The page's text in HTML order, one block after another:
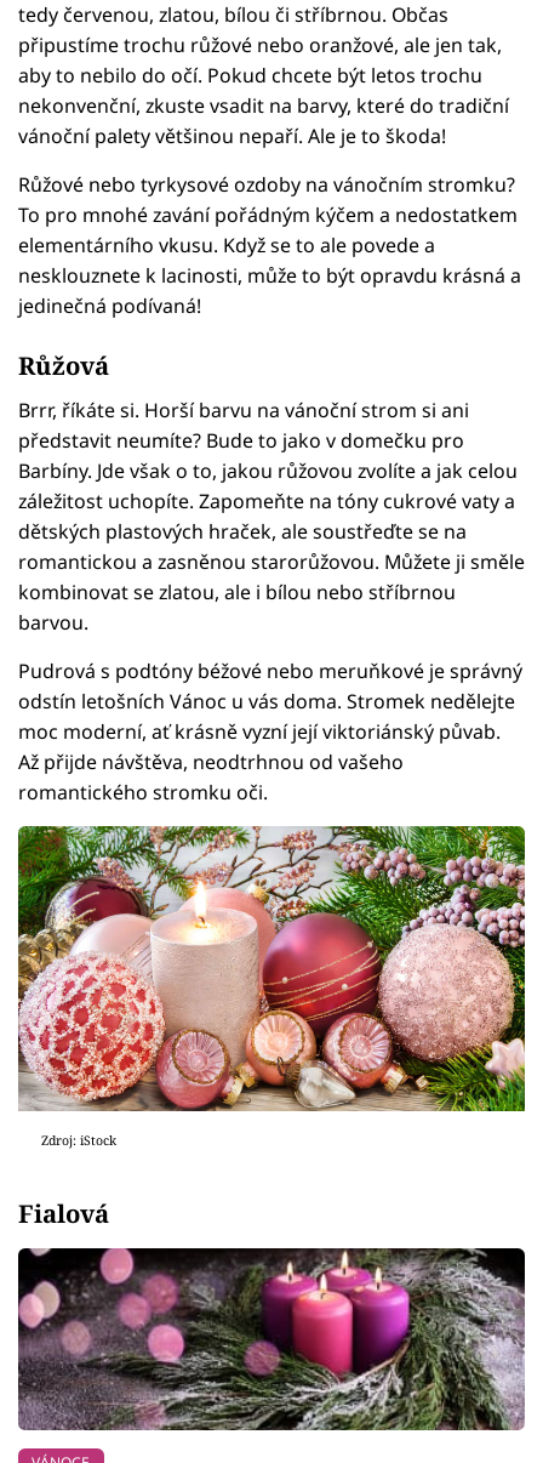
tedy červenou, zlatou, bílou či stříbrnou. Občas
připustíme trochu růžové nebo oranžové, ale jen tak,
aby to nebilo do očí. Pokud chcete být letos trochu
nekonvenční, zkuste vsadit na barvy, které do tradiční
vánoční palety většinou nepaří. Ale je to škoda!
Růžové nebo tyrkysové ozdoby na vánočním stromku?
To pro mnohé zavání pořádným kýčem a nedostatkem
elementárního vkusu. Když se to ale povede a
nesklouznete k lacinosti, může to být opravdu krásná a
jedinečná podívaná!
Růžová
Brrr, říkáte si. Horší barvu na vánoční strom si ani
představit neumíte? Bude to jako v domečku pro
Barbíny. Jde však o to, jakou růžovou zvolíte a jak celou
záležitost uchopíte. Zapomeňte na tóny cukrové vaty a
dětských plastových hraček, ale soustřeďte se na
romantickou a zasněnou starorůžovou. Můžete ji směle
kombinovat se zlatou, ale i bílou nebo stříbrnou
barvou.
Pudrová s podtóny béžové nebo meruňkové je správný
odstín letošních Vánoc u vás doma. Stromek nedělejte
moc moderní, ať krásně vyzní její viktoriánský půvab.
Až přijde návštěva, neodtrhnou od vašeho
romantického stromku oči.
Zdroj: iStock
Fialová